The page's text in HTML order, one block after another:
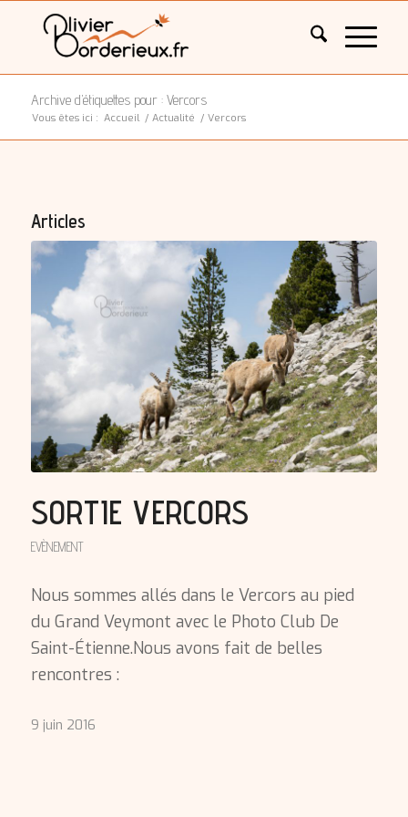
Archive d’étiquettes pour : Vercors
Vous êtes ici : Accueil / Actualité / Vercors
Articles
SORTIE VERCORS
EVÈNEMENT
Nous sommes allés dans le Vercors au pied
du Grand Veymont avec le Photo Club De
Saint-Étienne.Nous avons fait de belles
rencontres :
9 juin 2016